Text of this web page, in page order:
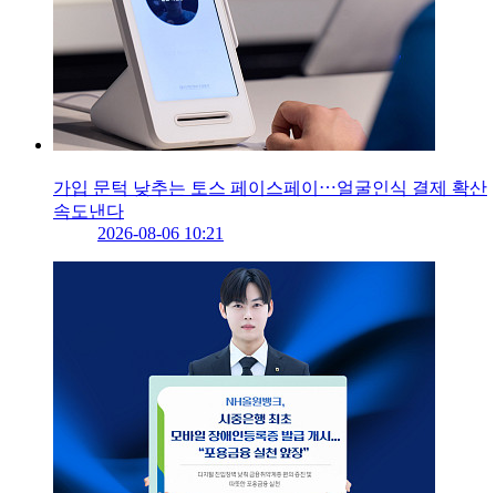
가입 문턱 낮추는 토스 페이스페이⋯얼굴인식 결제 확산
속도낸다
2026-08-06 10:21